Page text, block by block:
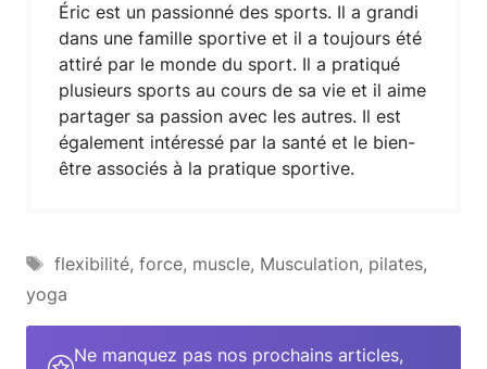
Éric est un passionné des sports. Il a grandi
dans une famille sportive et il a toujours été
attiré par le monde du sport. Il a pratiqué
plusieurs sports au cours de sa vie et il aime
partager sa passion avec les autres. Il est
également intéressé par la santé et le bien-
être associés à la pratique sportive.
Étiquettes
flexibilité, force, muscle, Musculation, pilates,
yoga
Ne manquez pas nos prochains articles,